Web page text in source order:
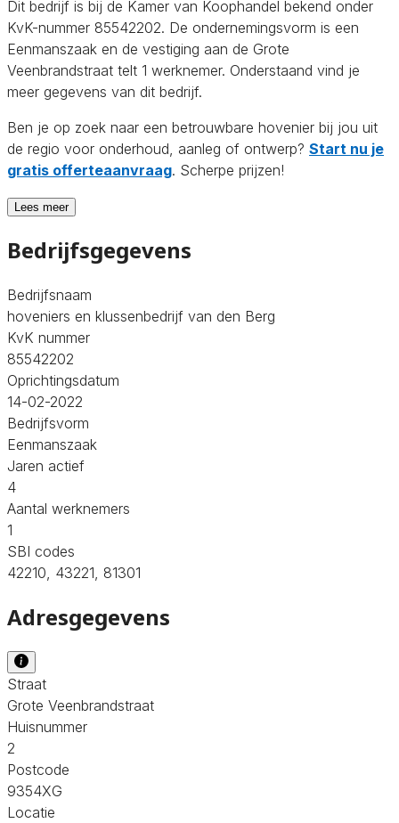
Dit bedrijf is bij de Kamer van Koophandel bekend onder
KvK-nummer 85542202. De ondernemingsvorm is een
Eenmanszaak en de vestiging aan de Grote
Veenbrandstraat telt 1 werknemer. Onderstaand vind je
meer gegevens van dit bedrijf.
Ben je op zoek naar een betrouwbare hovenier bij jou uit
de regio voor onderhoud, aanleg of ontwerp? Start nu je
gratis offerteaanvraag. Scherpe prijzen!
Lees meer
Bedrijfsgegevens
Bedrijfsnaam
hoveniers en klussenbedrijf van den Berg
KvK nummer
85542202
Oprichtingsdatum
14-02-2022
Bedrijfsvorm
Eenmanszaak
Jaren actief
4
Aantal werknemers
1
SBI codes
42210, 43221, 81301
Adresgegevens
Straat
Grote Veenbrandstraat
Huisnummer
2
Postcode
9354XG
Locatie